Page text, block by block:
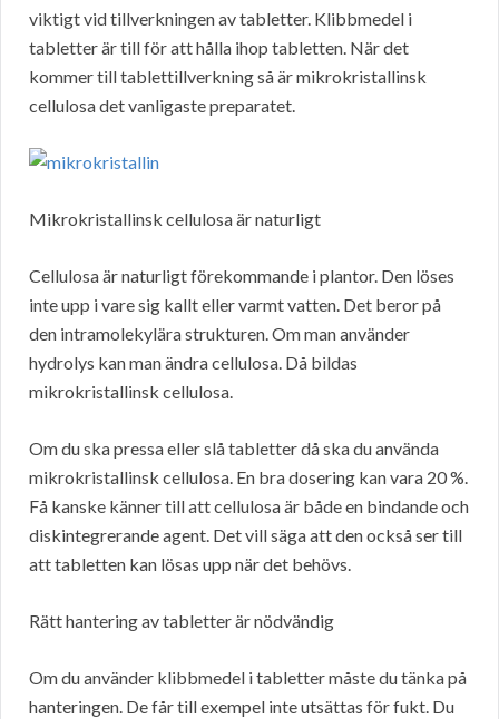
viktigt vid tillverkningen av tabletter. Klibbmedel i
tabletter är till för att hålla ihop tabletten. När det
kommer till tablettillverkning så är mikrokristallinsk
cellulosa det vanligaste preparatet.
Mikrokristallinsk cellulosa är naturligt
Cellulosa är naturligt förekommande i plantor. Den löses
inte upp i vare sig kallt eller varmt vatten. Det beror på
den intramolekylära strukturen. Om man använder
hydrolys kan man ändra cellulosa. Då bildas
mikrokristallinsk cellulosa.
Om du ska pressa eller slå tabletter då ska du använda
mikrokristallinsk cellulosa. En bra dosering kan vara 20 %.
Få kanske känner till att cellulosa är både en bindande och
diskintegrerande agent. Det vill säga att den också ser till
att tabletten kan lösas upp när det behövs.
Rätt hantering av tabletter är nödvändig
Om du använder klibbmedel i tabletter måste du tänka på
hanteringen. De får till exempel inte utsättas för fukt. Du